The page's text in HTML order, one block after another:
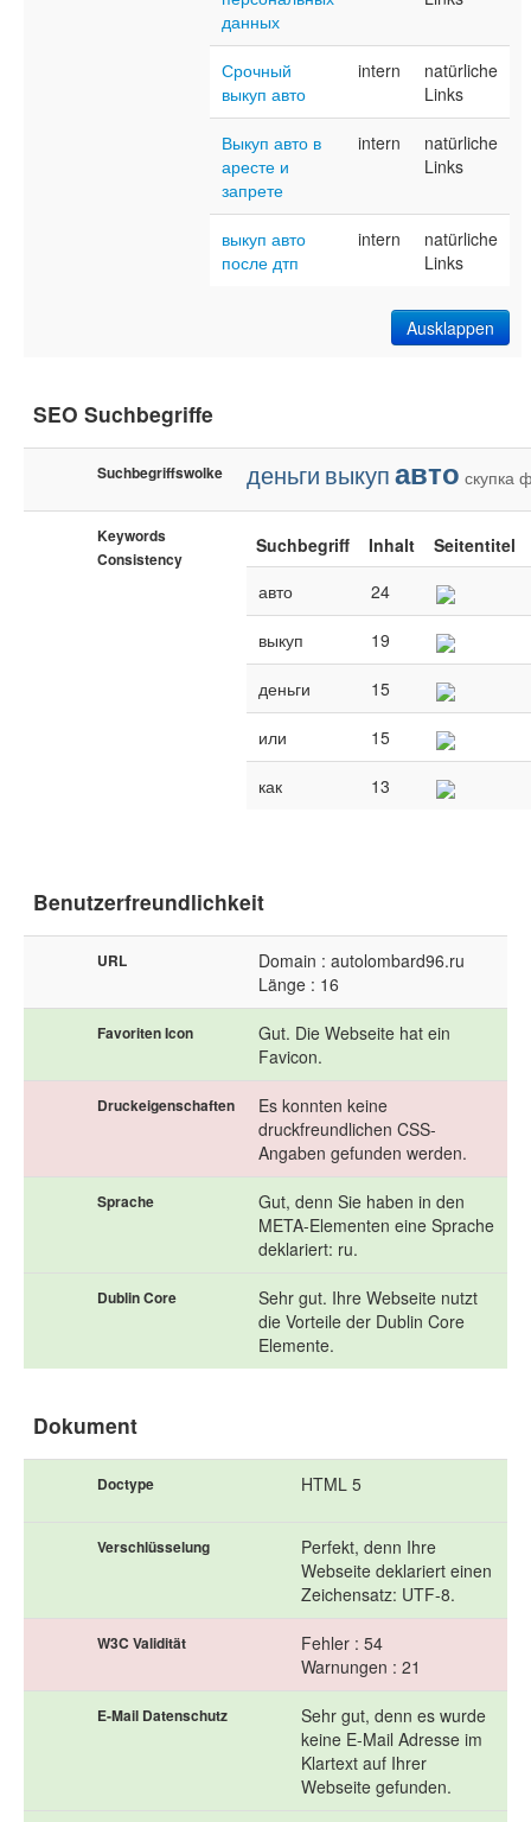
данных
Срочный
выкуп авто
intern
natürliche
Links
Выкуп авто в
аресте и
запрете
intern
natürliche
Links
выкуп авто
после дтп
intern
natürliche
Links
Ausklappen
SEO Suchbegriffe
Suchbegriffswolke деньги выкупавто скупка
Keywords
Consistency
Suchbegriff Inhalt
Seitentitel
авто
24
выкуп 19
деньги 15
или 15
как 13
Benutzerfreundlichkeit
URL
Domain : autolombard96.ru
Länge : 16
Favoriten Icon
Gut. Die Webseite hat ein
Favicon.
Druckeigenschaften
Es konnten keine
druckfreundlichen CSS-
Angaben gefunden werden.
Sprache
Gut, denn Sie haben in den
META-Elementen eine Sprache
deklariert: ru.
Dublin Core
Sehr gut. Ihre Webseite nutzt
die Vorteile der Dublin Core
Elemente.
Dokument
Doctype HTML 5
Verschlüsselung
Perfekt, denn Ihre
Webseite deklariert einen
Zeichensatz: UTF-8.
W3C Validität
Fehler : 54
Warnungen : 21
E-Mail Datenschutz
Sehr gut, denn es wurde
keine E-Mail Adresse im
Klartext auf Ihrer
Webseite gefunden.